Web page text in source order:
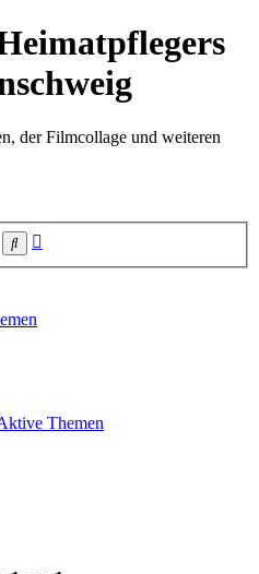
der Filmcollage und weiteren
Suche
Themen